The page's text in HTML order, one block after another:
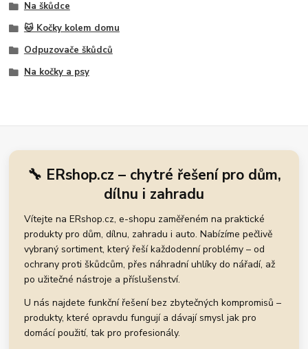
Na škůdce
🐱 Kočky kolem domu
Odpuzovače škůdců
Na kočky a psy
🔧 ERshop.cz – chytré řešení pro dům,
dílnu i zahradu
Vítejte na ERshop.cz, e-shopu zaměřeném na praktické
produkty pro dům, dílnu, zahradu i auto. Nabízíme pečlivě
vybraný sortiment, který řeší každodenní problémy – od
ochrany proti škůdcům, přes náhradní uhlíky do nářadí, až
po užitečné nástroje a příslušenství.
U nás najdete funkční řešení bez zbytečných kompromisů –
produkty, které opravdu fungují a dávají smysl jak pro
domácí použití, tak pro profesionály.